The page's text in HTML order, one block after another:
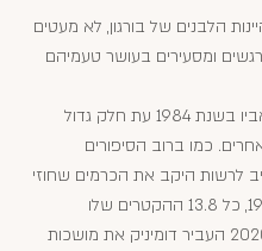
הלבנים של בורגון, לא מעטים
מרגשים ומסעירים בעושר טעמיהם
דומיניק לפון קיבל את ניהול היקב מאביו בשנת 1984 עת חלק גדול
כמו ברוב הסיפורים
לרשות היקב את הכרמים שחוזי
השכירות שלהם פגו, והחל משנת 1993, כל 13.8 ההקטרים שלו
מעובדים על ידי היקב עצמו. בשנת 2020 העביר דומיניק את מושכות